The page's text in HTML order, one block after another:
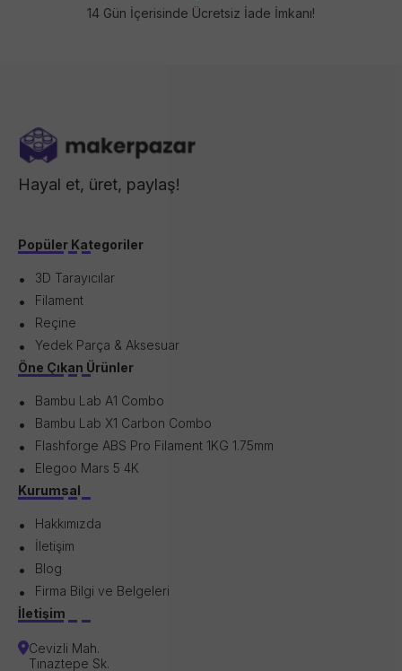
14 Gün İçerisinde Ücretsiz İade İmkanı!
Hayal et, üret, paylaş!
Popüler Kategoriler
3D Tarayıcılar
Filament
Reçine
Yedek Parça & Aksesuar
Öne Çıkan Ürünler
Bambu Lab A1 Combo
Bambu Lab X1 Carbon Combo
Flashforge ABS Pro Filament 1KG 1.75mm
Elegoo Mars 5 4K
Kurumsal
Hakkımızda
İletişim
Blog
Firma Bilgi ve Belgeleri
İletişim
Cevizli Mah.
Tınaztepe Sk.